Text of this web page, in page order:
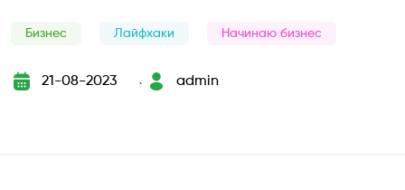
Бизнес Лайфхаки Начинаю бизнес
21-08-2023
`
admin